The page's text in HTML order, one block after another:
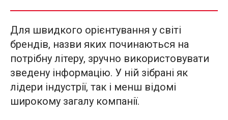
Для швидкого орієнтування у світі
брендів, назви яких починаються на
потрібну літеру, зручно використовувати
зведену інформацію. У ній зібрані як
лідери індустрії, так і менш відомі
широкому загалу компанії.